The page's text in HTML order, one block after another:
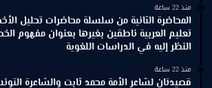
منذ 22 ساعة
المحاضرة الثانية من سلسلة محاضرات تحليل
تعليم العربية ناطقين بغيرها بعنوان مفهوم
النظر إليه في الدراسات اللغوية
منذ 22 ساعة
قصيدتان لشاعر الأمة محمد ثابت والشاعرة